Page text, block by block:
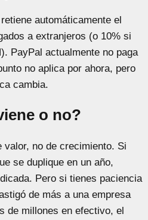
automáticamente el
a extranjeros (o 10% si
PayPal actualmente no paga
no aplica por ahora, pero
cambia.
o no?
valor, no de crecimiento. Si
se duplique en un año,
Pero si tienes paciencia
de más a una empresa
de millones en efectivo, el